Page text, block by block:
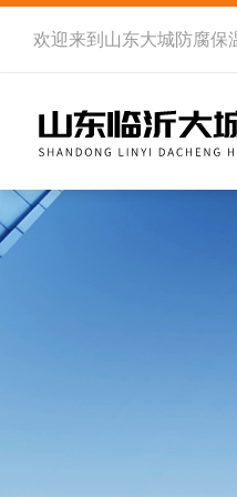
欢迎来到 山东大城防腐保